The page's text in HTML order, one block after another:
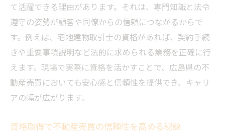
不動産売買に必要な宅建勉強期間の目安を
紹介
不動産売買で活きる宅建資格の難易度比較
不動産売買を目指す人のための合格体験談
まとめ
宅建と他の資格の難易度を不動産売買目線
不動産売買現場で求められる勉強法と継続
て活躍できる理由があります。それは、専門知識と法令
遵守の姿勢が顧客や同僚からの信頼につながるからで
す。例えば、宅地建物取引士の資格があれば、契約手続
きや重要事項説明など法的に求められる業務を正確に行
えます。現場で実際に資格を活かすことで、広島県の不
動産売買においても安心感と信頼性を提供でき、キャリ
アの幅が広がります。
資格取得で不動産売買の信頼性を高める秘訣